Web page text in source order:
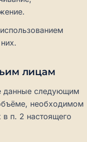
лицам
данные следующим
необходимом
п. 2 настоящего